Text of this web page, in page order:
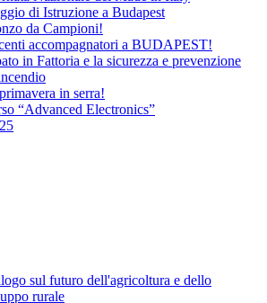
di Istruzione a Budapest
da Campioni!
accompagnatori a BUDAPEST!
in Fattoria e la sicurezza e prevenzione
in serra!
“Advanced Electronics”
sul futuro dell'agricoltura e dello
rurale